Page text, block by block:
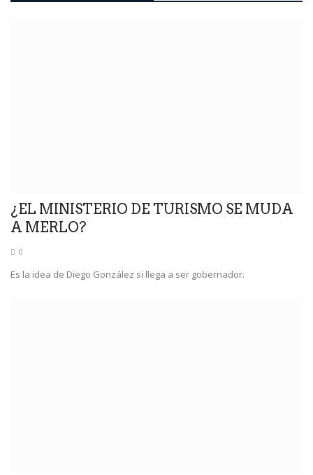
¿EL MINISTERIO DE TURISMO SE MUDA
A MERLO?
0
Es la idea de Diego González si llega a ser gobernador.